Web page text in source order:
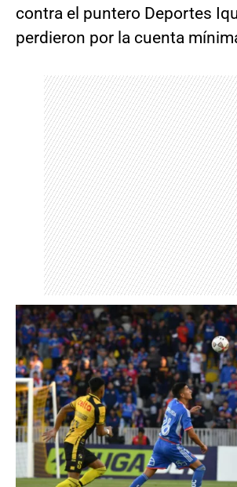
contra el puntero Deportes
perdieron por la cuenta